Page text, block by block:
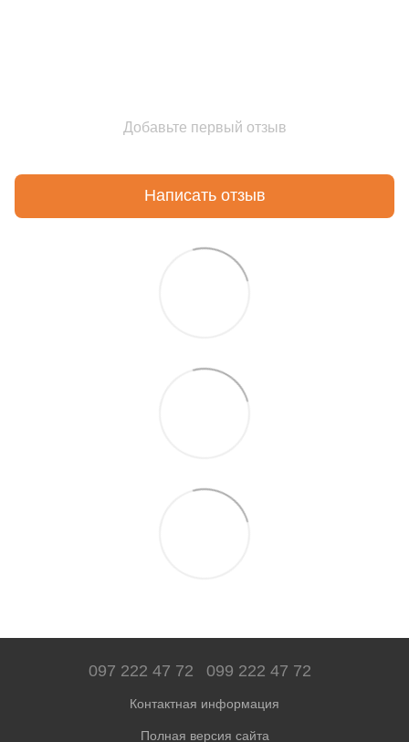
Добавьте первый отзыв
Написать отзыв
097 222 47 72 099 222 47 72
Контактная информация
Полная версия сайта